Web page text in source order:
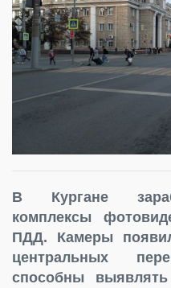
В Кургане
комплексы
ПДД. Камеры
центральных
способны